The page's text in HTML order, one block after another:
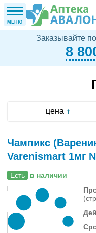
МЕНЮ
Заказывайте
8
цена
Чампикс
Varenismart 1мг
Есть в наличии